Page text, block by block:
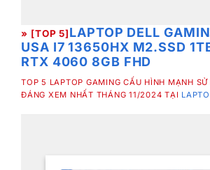
» [TOP 5]LAPTOP DELL
USA I7 13650HX M2.SSD
RTX 4060 8GB FHD
TOP 5 LAPTOP GAMING CẤU HÌNH MẠNH
ĐÁNG XEM NHẤT THÁNG 11/2024 TẠI